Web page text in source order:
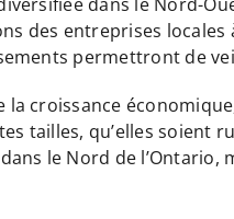
dans le Nord-
des entreprises
permettront de
la croissance
tailles, qu’elles soient
le Nord de